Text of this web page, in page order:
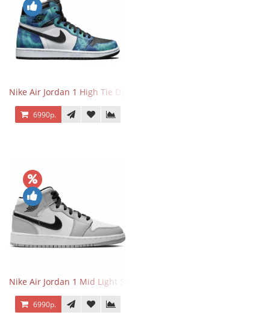
Nike Air Jordan 1 High Tie Dye
6990р.
Nike Air Jordan 1 Mid Light Smoke Grey
6990р.